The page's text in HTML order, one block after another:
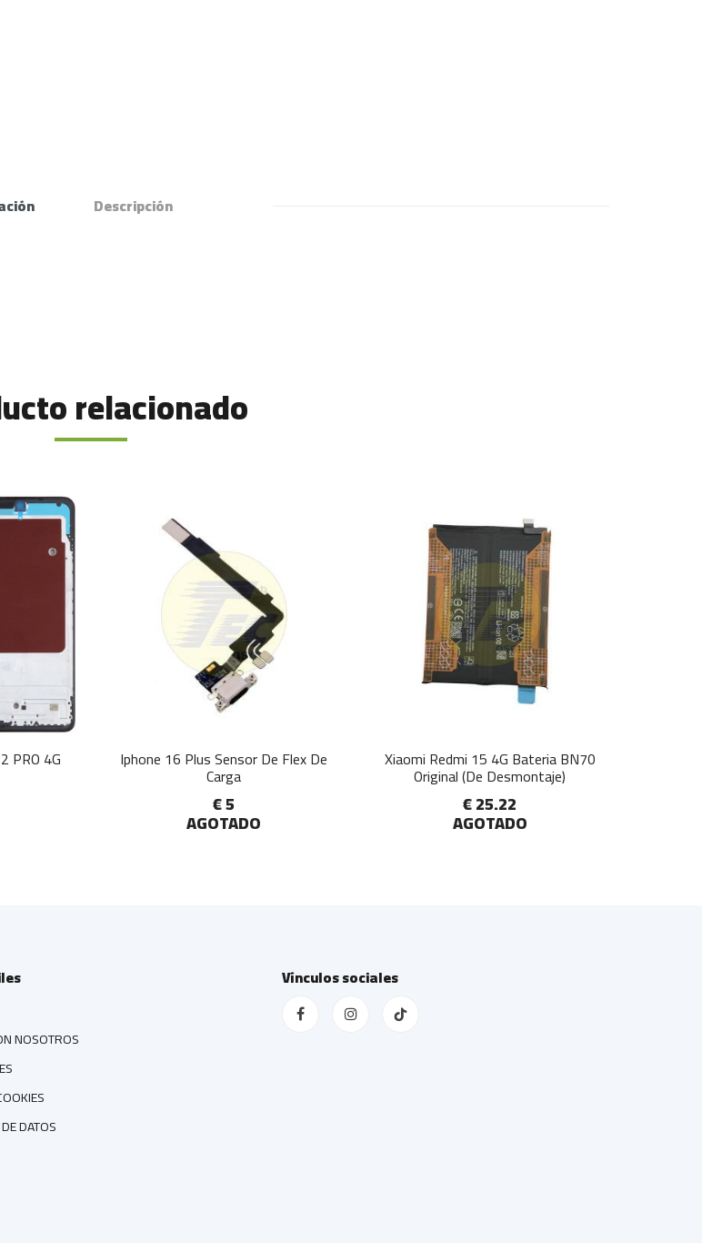
Descripción
relacionado
PRO 4G Iphone 16 Plus Sensor De Flex De
Carga
€ 5
AGOTADO
Xiaomi Redmi 15 4G Bateria BN70
Original (De Desmontaje)
€ 25.22
AGOTADO
NOSOTROS
DATOS
Vínculos sociales